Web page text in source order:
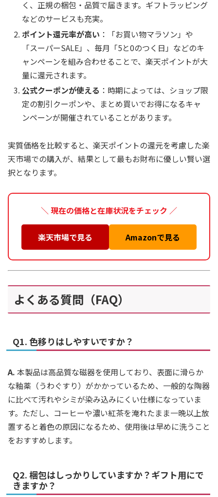
く、正規の梱包・品質で届きます。ギフトラッピング
などのサービスも充実。
ポイント還元率が高い ：「お買い物マラソン」や
「スーパーSALE」、毎月「5と0のつく日」などのキ
ャンペーンを組み合わせることで、楽天ポイントが大
量に還元されます。
公式クーポンが使える ：時期によっては、ショップ限
定の割引クーポンや、まとめ買いでお得になるキャ
ンペーンが開催されていることがあります。
実質価格を比較すると、楽天ポイントの還元を考慮した楽
天市場での購入が、結果として最もお財布に優しい賢い選
択となります。
＼ 現在の価格と在庫状況をチェック ／
楽天市場で見る Amazonで見る
よくある質問（FAQ）
Q1. 色移りはしやすいですか？
A. 本製品は高品質な磁器を使用しており、表面に滑らか
な釉薬（うわぐすり）がかかっているため、一般的な陶器
に比べて汚れやシミが染み込みにくい仕様になっていま
す。ただし、コーヒーや濃い紅茶を淹れたまま一晩以上放
置すると着色の原因になるため、使用後は早めに洗うこと
をおすすめします。
Q2. 梱包はしっかりしていますか？ギフト用にで
きますか？